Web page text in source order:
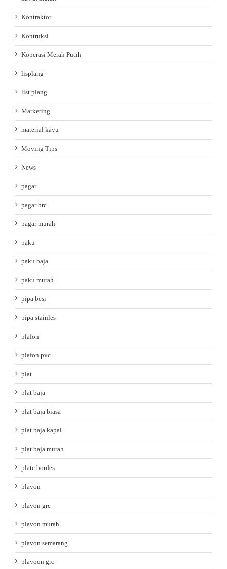
Kontraktor
Kontruksi
Koperasi Merah Putih
lisplang
list plang
Marketing
material kayu
Moving Tips
News
pagar
pagar brc
pagar murah
paku
paku baja
paku murah
pipa besi
pipa stainles
plafon
plafon pvc
plat
plat baja
plat baja biasa
plat baja kapal
plat baja murah
plate bordes
plavon
plavon grc
plavon murah
plavon semarang
plavoon grc